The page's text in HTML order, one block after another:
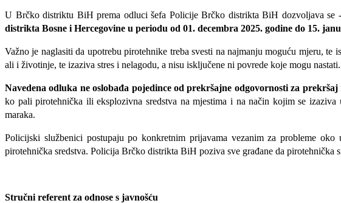
U Brčko distriktu BiH prema odluci šefa Policije Brčko distrikta BiH dozvoljava se -
distrikta Bosne i Hercegovine u periodu od 01. decembra 2025. godine do 15.
Važno je naglasiti da upotrebu pirotehnike treba svesti na najmanju moguću mjeru,
ali i životinje, te izaziva stres i nelagodu, a nisu isključene ni povrede koje mogu nastati.
Navedena odluka ne oslobađa pojedince od prekršajne odgovornosti za
ko pali pirotehnička ili eksplozivna sredstva na mjestima i na način kojim se
maraka.
Policijski službenici postupaju po konkretnim prijavama vezanim za probleme
pirotehnička sredstva. Policija Brčko distrikta BiH poziva sve građane da pirotehnička
Stručni referent za odnose s javnošću